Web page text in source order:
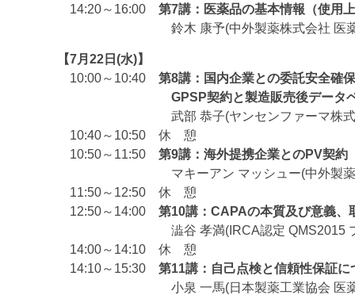
14:20～16:00 第7講：医薬品の基本情報（使用
鈴木 康予(中外製薬株式会社 医薬安
【7月22日(水)】
10:00～10:40 第8講：国内企業との委託安全確
GPSP契約と製造販売後データベース
武部 恭子(ヤンセンファーマ株式会社
10:40～10:50 休 憩
10:50～11:50 第9講：海外提携企業とのPV契約
マキーアン マッシュー(中外製薬株式
11:50～12:50 休 憩
12:50～14:00 第10講：CAPAの本質及び意義、
澁谷 孝満(IRCA認定 QMS2015 プリン
14:00～14:10 休 憩
14:10～15:30 第11講：自己点検と信頼性保証に
小泉 一馬(日本製薬工業協会 医薬品